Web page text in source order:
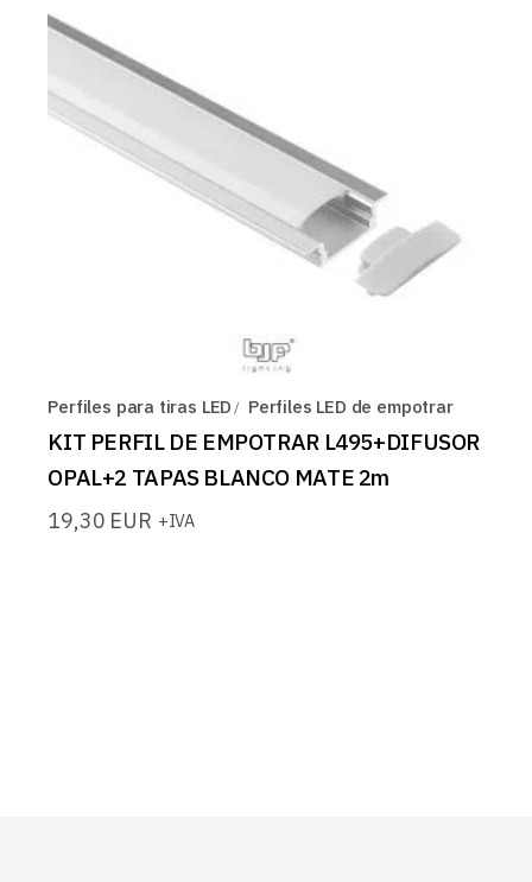
Perfiles para tiras LED Perfiles LED de empotrar
KIT PERFIL DE EMPOTRAR L495+DIFUSOR
OPAL+2 TAPAS BLANCO MATE 2m
19,30 EUR +IVA